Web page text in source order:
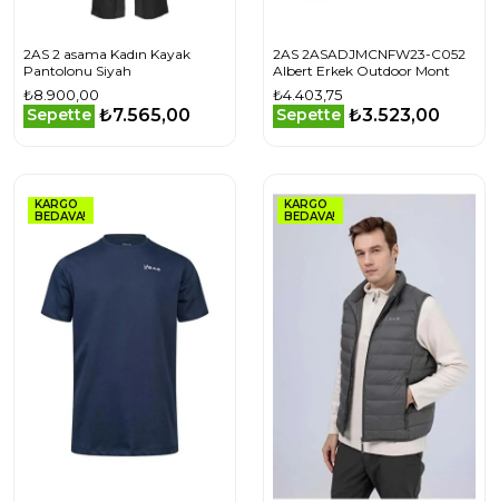
2AS 2 asama Kadın Kayak
Pantolonu Siyah
₺8.900,00
Sepette ₺7.565,00
2AS 2ASADJMCNFW23-C052
Albert Erkek Outdoor Mont
₺4.403,75
Sepette ₺3.523,00
KARGO
BEDAVA!
KARGO
BEDAVA!